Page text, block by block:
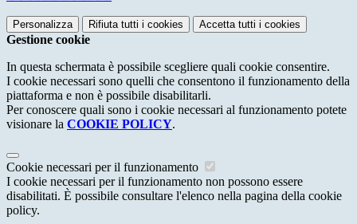
Personalizza Rifiuta tutti i cookies Accetta tutti i cookies
Gestione cookie
In questa schermata è possibile scegliere quali cookie consentire.
I cookie necessari sono quelli che consentono il funzionamento della
piattaforma e non è possibile disabilitarli.
Per conoscere quali sono i cookie necessari al funzionamento potete
visionare la COOKIE POLICY.
Cookie necessari per il funzionamento
I cookie necessari per il funzionamento non possono essere
disabilitati. È possibile consultare l'elenco nella pagina della cookie
policy.